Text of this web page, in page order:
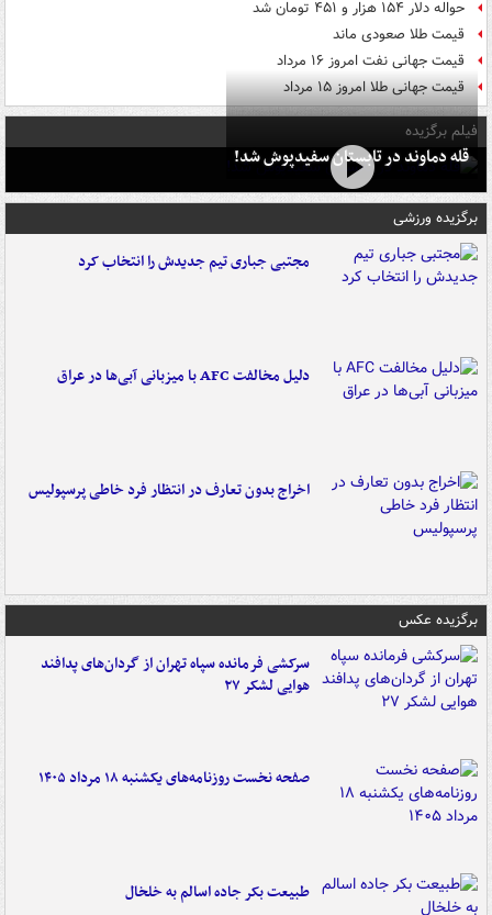
حواله دلار ۱۵۴ هزار و ۴۵۱ تومان شد
قیمت طلا صعودی ماند
قیمت جهانی نفت امروز ۱۶ مرداد
قیمت جهانی طلا امروز ۱۵ مرداد
فیلم برگزیده
قله دماوند در تابستان سفیدپوش شد!
برگزیده ورزشی
مجتبی جباری تیم جدیدش را انتخاب کرد
دلیل مخالفت AFC با میزبانی آبی‌ها در عراق
اخراج بدون تعارف در انتظار فرد خاطی پرسپولیس
برگزیده عکس
سرکشی فرمانده سپاه تهران از گردان‌های پدافند
هوایی لشکر ۲۷
صفحه نخست روزنامه‌های یکشنبه ۱۸ مرداد ۱۴۰۵
طبیعت بکر جاده اسالم به خلخال